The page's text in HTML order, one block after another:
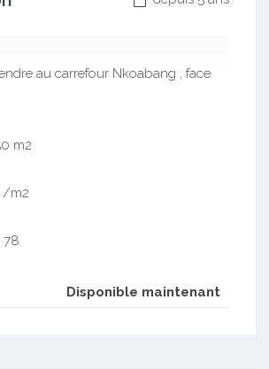
au carrefour Nkoabang , face
m2
/m2
78
Disponible maintenant